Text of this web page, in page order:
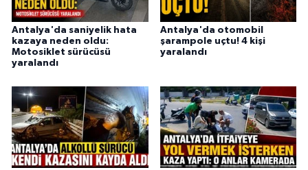
Antalya'da saniyelik hata
kazaya neden oldu:
Motosiklet sürücüsü
yaralandı
Antalya'da otomobil
şarampole uçtu! 4 kişi
yaralandı